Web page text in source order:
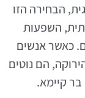
הבחירה הזו
השפעות
כאשר אנשים
הם נוטים
בר קיימא.